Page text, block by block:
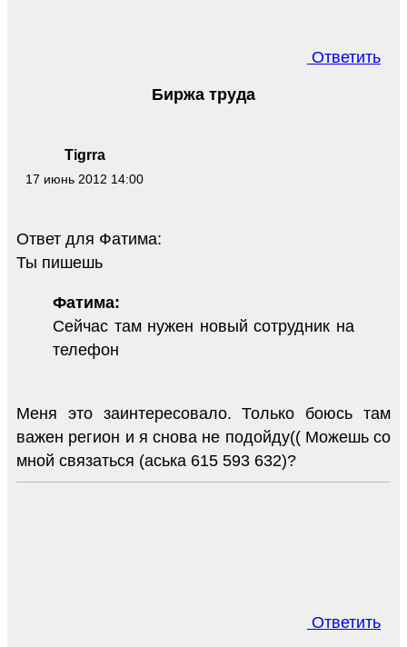
Ответить
Tigrra
17 июнь 2012 14:00
Биржа труда
Ответ для Фатима:
Ты пишешь
Фатима:
Сейчас там нужен новый сотрудник на
телефон
Меня это заинтересовало. Только боюсь там
важен регион и я снова не подойду(( Можешь со
мной связаться (аська 615 593 632)?
Ответить